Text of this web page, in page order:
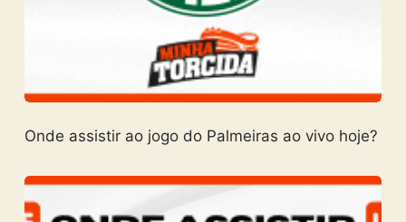
Onde assistir ao jogo do Palmeiras ao vivo hoje?